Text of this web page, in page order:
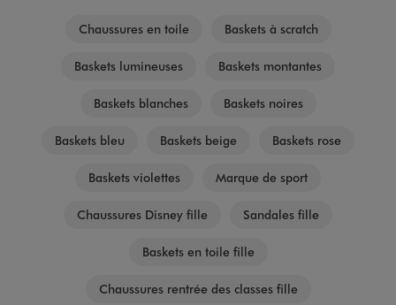
Chaussures en toile Baskets à scratch
Baskets lumineuses Baskets montantes
Baskets blanches Baskets noires
Baskets bleu Baskets beige Baskets rose
Baskets violettes Marque de sport
Chaussures Disney fille Sandales fille
Baskets en toile fille
Chaussures rentrée des classes fille